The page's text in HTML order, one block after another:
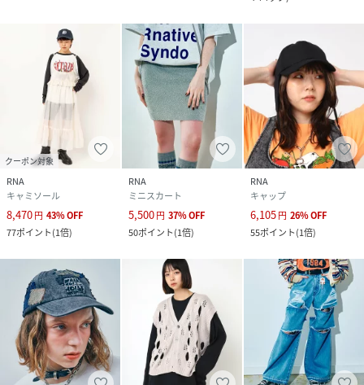
クーポン対象
RNA
キャミソール
8,470円 43%OFF
77ポイント(1倍)
RNA
ミニスカート
5,500円 37%OFF
50ポイント(1倍)
RNA
キャップ
6,105円 26%OFF
55ポイント(1倍)